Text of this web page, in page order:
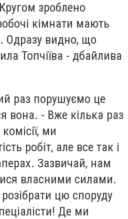
зроблено
кімнати мають
Одразу видно, що
Топчіїва - дбайлива
раз порушуємо це
вона. - Вже кілька раз
ми
робіт, але все так і
Зазвичай, нам
власними силами.
цю споруду
Де ми